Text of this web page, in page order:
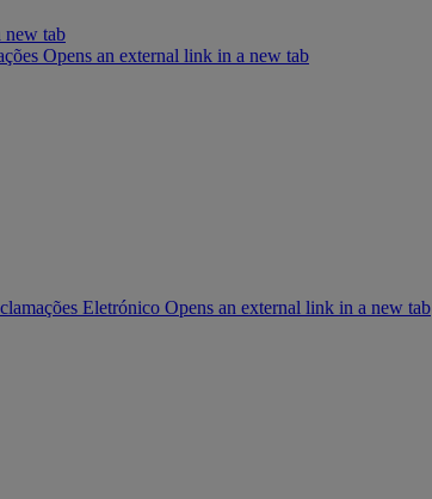
new tab
Opens an external link in a new tab
Eletrónico Opens an external link in a new tab